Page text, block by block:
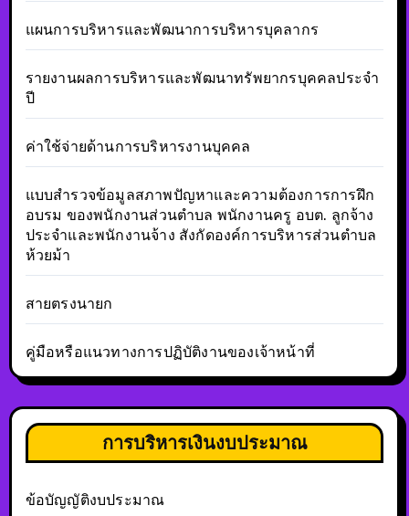
แผนการบริหารและพัฒนาการบริหารบุคลากร
รายงานผลการบริหารและพัฒนาทรัพยากรบุคคลประจำ
ปี
ค่าใช้จ่ายด้านการบริหารงานบุคคล
แบบสำรวจข้อมูลสภาพปัญหาและความต้องการการฝึก
อบรม ของพนักงานส่วนตำบล พนักงานครู อบต. ลูกจ้าง
ประจำและพนักงานจ้าง สังกัดองค์การบริหารส่วนตำบล
ห้วยม้า
สายตรงนายก
คู่มือหรือแนวทางการปฏิบัติงานของเจ้าหน้าที่
การบริหารเงินงบประมาณ
ข้อบัญญัติงบประมาณ